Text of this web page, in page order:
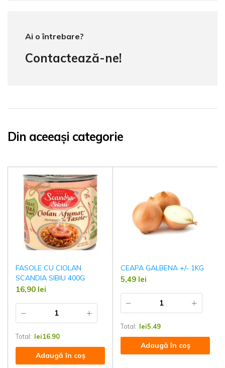
Ai o întrebare?
Contactează-ne!
Din aceeași categorie
FASOLE CU CIOLAN
SCANDIA SIBIU 400G
16,90 lei
Total: lei16.90
Adaugă în coș
CEAPA GALBENA +/- 1KG
5,49 lei
Total: lei5.49
Adaugă în coș